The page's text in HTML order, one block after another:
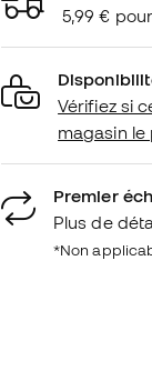
5,99 €
Vérifiez si
magasin le
Premier
Plus de
*Non